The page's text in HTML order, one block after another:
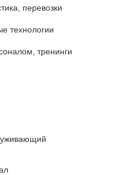
перевозки
технологии
тренинги